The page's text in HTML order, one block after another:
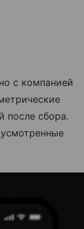
с компанией
после сбора.